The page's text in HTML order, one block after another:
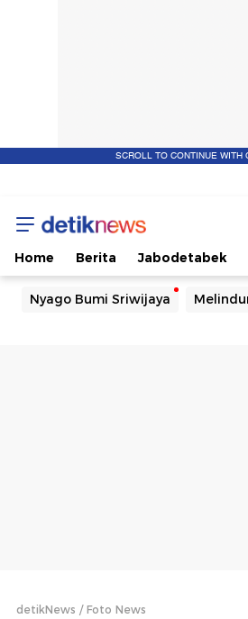
SCROLL TO CONTINUE WITH
Home Berita Jabodetabek
Nyago Bumi Sriwijaya
detikNews Foto News